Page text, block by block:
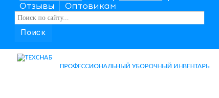
Отзывы Оптовикам
Поиск
ПРОФЕССИОНАЛЬНЫЙ УБОРОЧНЫЙ ИНВЕНТАРЬ